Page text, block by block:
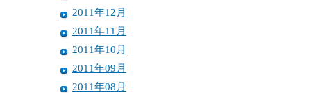
2011年12月
2011年11月
2011年10月
2011年09月
2011年08月